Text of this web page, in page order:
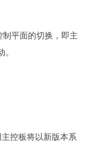
制平面的切换，即主
控板将以新版本系